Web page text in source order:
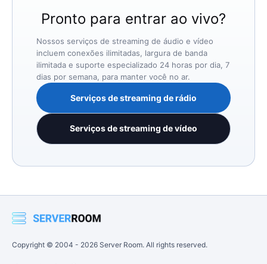
Pronto para entrar ao vivo?
Nossos serviços de streaming de áudio e vídeo
incluem conexões ilimitadas, largura de banda
ilimitada e suporte especializado 24 horas por dia, 7
dias por semana, para manter você no ar.
Serviços de streaming de rádio
Serviços de streaming de vídeo
Copyright © 2004 - 2026 Server Room. All rights reserved.